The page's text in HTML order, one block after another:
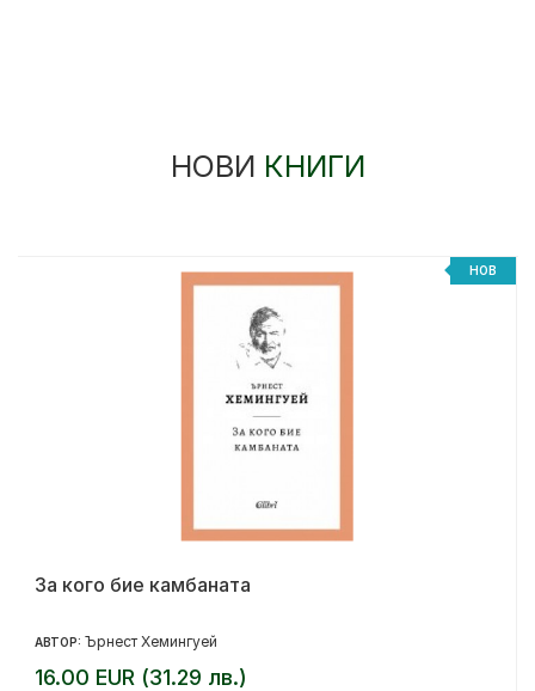
НОВИ КНИГИ
НОВ
За кого бие камбаната
АВТОР: Ърнест Хемингуей
16.00 EUR (31.29 лв.)